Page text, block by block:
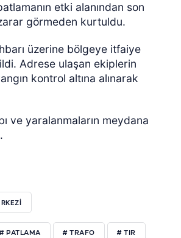
etki alanından son
görmeden kurtuldu.
üzerine bölgeye itfaiye
Adrese ulaşan ekiplerin
kontrol altına alınarak
ve yaralanmaların meydana
# PATLAMA # TRAFO # TIR